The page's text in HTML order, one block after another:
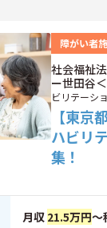
障がい者
社会福祉
ー世田谷
ビリテーシ
【東
ハビリ
集！
月収 21.5万円～